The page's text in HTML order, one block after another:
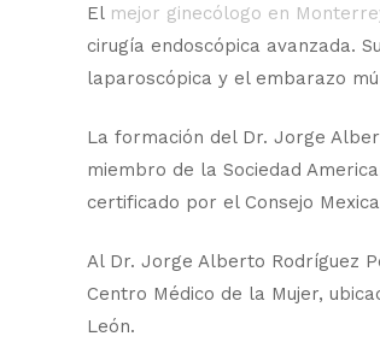
El mejor ginecólogo en
cirugía endoscópica avanzada.
laparoscópica y el embarazo
La formación del Dr. Jorge
miembro de la Sociedad
certificado por el Consejo
Al Dr. Jorge Alberto Rodríguez
Centro Médico de la Mujer,
León.